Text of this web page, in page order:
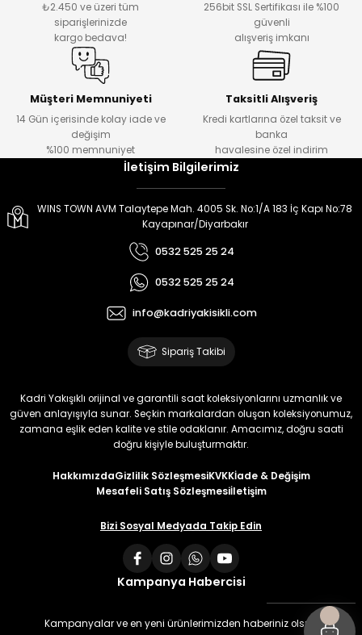
₺2.450 ve üzeri tüm
siparişlerinizde
kargo bedava!
256bit SSL Sertifikası ile %100
güvenli
alışveriş imkanı
Müşteri Memnuniyeti
14 Gün içerisinde kolay iade ve
değişim
%100 memnuniyet
Taksitli Alışveriş
Kredi kartlarına özel taksit ve
banka
havalesine özel indirim
İletişim Bilgilerimiz
WINS TOWN AVM Talaytepe Mah. 4005 Sk. No:1/A 183 İç Kapı No:78
Kayapınar/Diyarbakır
0532 525 25 24
0532 525 25 24
info@kadriyakisikli.com
Sipariş Takibi
Kadri Yakışıklı orijinal ve garantili saat koleksiyonlarını uzmanlık ve
güven anlayışıyla sunar. Seçkin markalardan oluşan koleksiyonumuz,
zamana eşlik eden kalite ve stile odaklanır. Amacımız, doğru saati
doğru kişiyle buluşturmaktır.
HakkımızdaGizlilik SözleşmesiKVKKİade & Değişim
Mesafeli Satış Sözleşmesiİletişim
Bizi Sosyal Medyada Takip Edin
Kampanya Habercisi
Kampanyalar ve en yeni ürünlerimizden haberiniz olsun